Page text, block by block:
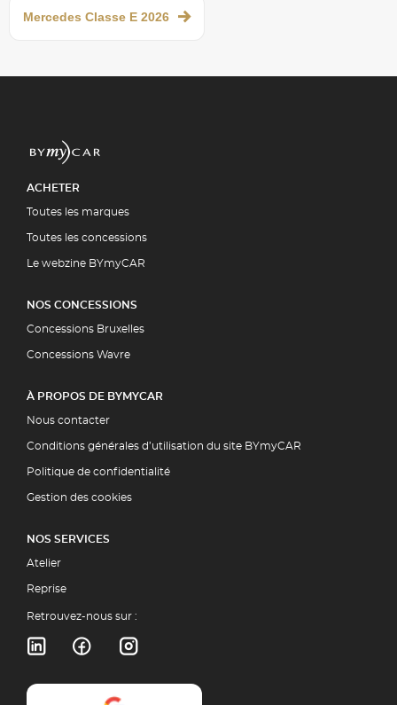
Mercedes Classe E 2026
ACHETER
Toutes les marques
Toutes les concessions
Le webzine BYmyCAR
NOS CONCESSIONS
Concessions Bruxelles
Concessions Wavre
À PROPOS DE BYMYCAR
Nous contacter
Conditions générales d’utilisation du site BYmyCAR
Politique de confidentialité
Gestion des cookies
NOS SERVICES
Atelier
Reprise
Retrouvez-nous sur :